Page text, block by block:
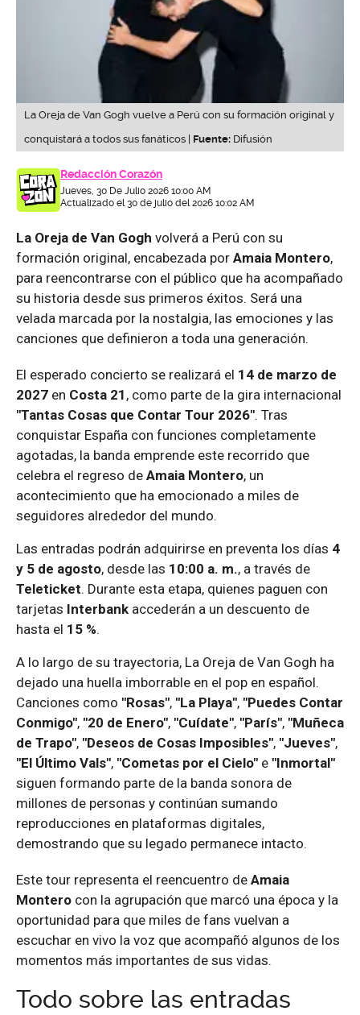
La Oreja de Van Gogh vuelve a Perú con su formación original y
conquistará a todos sus fanáticos | Fuente: Difusión
Redacción Corazón
Jueves, 30 De Julio 2026 10:00 AM
Actualizado el 30 de julio del 2026 10:02 AM
La Oreja de Van Gogh volverá a Perú con su
formación original, encabezada por Amaia Montero,
para reencontrarse con el público que ha acompañado
su historia desde sus primeros éxitos. Será una
velada marcada por la nostalgia, las emociones y las
canciones que definieron a toda una generación.
El esperado concierto se realizará el 14 de marzo de
2027 en Costa 21 , como parte de la gira internacional
"Tantas Cosas que Contar Tour 2026". Tras
conquistar España con funciones completamente
agotadas, la banda emprende este recorrido que
celebra el regreso de Amaia Montero, un
acontecimiento que ha emocionado a miles de
seguidores alrededor del mundo.
Las entradas podrán adquirirse en preventa los días 4
y 5 de agosto, desde las 10:00 a. m., a través de
Teleticket. Durante esta etapa, quienes paguen con
tarjetas Interbank accederán a un descuento de
hasta el 15 %.
A lo largo de su trayectoria, La Oreja de Van Gogh ha
dejado una huella imborrable en el pop en español.
Canciones como "Rosas", "La Playa", "Puedes Contar
Conmigo", "20 de Enero", "Cuídate", "París", "Muñeca
de Trapo", "Deseos de Cosas Imposibles", "Jueves",
"El Último Vals", "Cometas por el Cielo" e "Inmortal"
siguen formando parte de la banda sonora de
millones de personas y continúan sumando
reproducciones en plataformas digitales,
demostrando que su legado permanece intacto.
Este tour representa el reencuentro de Amaia
Montero con la agrupación que marcó una época y la
oportunidad para que miles de fans vuelvan a
escuchar en vivo la voz que acompañó algunos de los
momentos más importantes de sus vidas.
Todo sobre las entradas